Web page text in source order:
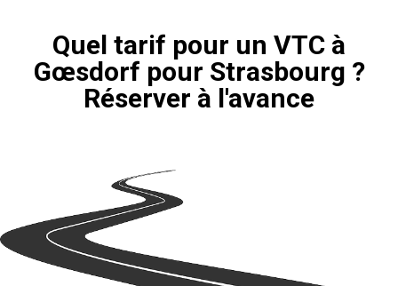
Quel tarif pour un VTC à
Gœsdorf pour Strasbourg ?
Réserver à l'avance